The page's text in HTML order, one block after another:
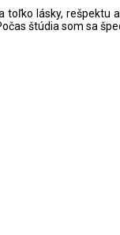
lásky, rešpektu
štúdia som sa